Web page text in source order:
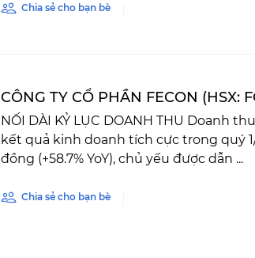
Chia sẻ cho bạn bè
CÔNG TY CỔ PHẦN FECON (HSX:
NỐI DÀI KỶ LỤC DOANH THU Doanh
kết quả kinh doanh tích cực trong quý
đồng (+58.7% YoY), chủ yếu được dẫn ...
Chia sẻ cho bạn bè